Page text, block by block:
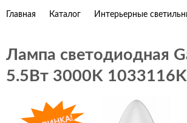
Главная Каталог Интерьерные
Лампа светодиодная
5.5Вт 3000K 1033116K